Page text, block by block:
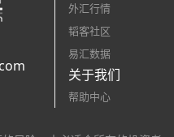
外汇行情
韬客社区
易汇数据
关于我们
帮助中心